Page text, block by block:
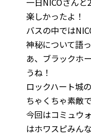
楽しかったよ！
バスの中では
神秘について語
あ、ブラックホ
うね！
ロックハート城
ちゃくちゃ素敵
今回はコミュウ
はホワスピみん